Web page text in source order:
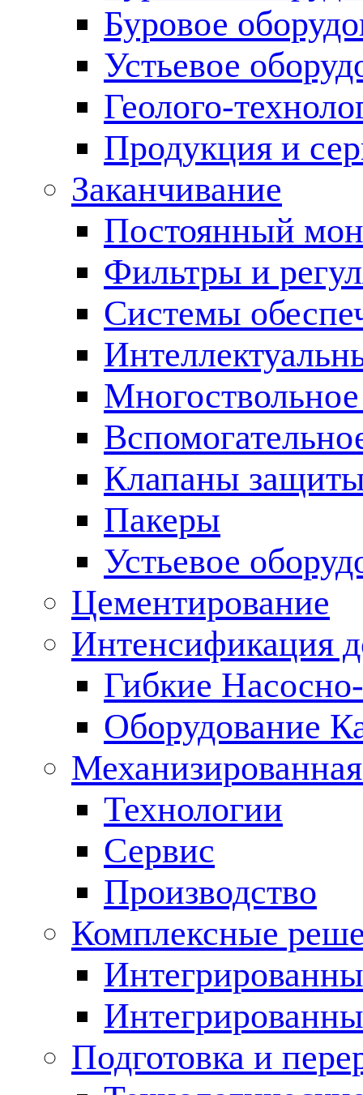
Буровое
Устьевое
Геолого-
Продукция и
Заканчивание
Постоянный
Фильтры и
Cистемы
Клапаны
Пакеры
Устьевое
Цементирование
Интенсификация
Гибкие
Оборудование
Технологии
Сервис
Производство
Комплексные
Подготовка и